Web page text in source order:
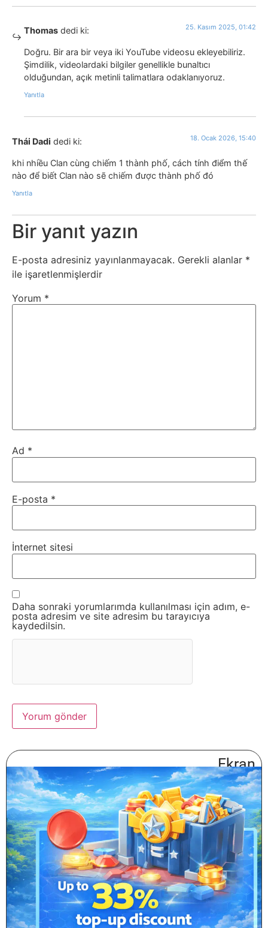
Thomas dedi ki: 25. Kasım 2025, 01:42
Doğru. Bir ara bir veya iki YouTube videosu ekleyebiliriz.
Şimdilik, videolardaki bilgiler genellikle bunaltıcı
olduğundan, açık metinli talimatlara odaklanıyoruz.
Yanıtla
Thái Dadi dedi ki: 18. Ocak 2026, 15:40
khi nhiều Clan cùng chiếm 1 thành phố, cách tính điểm thế
nào để biết Clan nào sẽ chiếm được thành phố đó
Yanıtla
Bir yanıt yazın
E-posta adresiniz yayınlanmayacak. Gerekli alanlar *
ile işaretlenmişlerdir
Yorum *
Ad *
E-posta *
İnternet sitesi
Daha sonraki yorumlarımda kullanılması için adım, e-
posta adresim ve site adresim bu tarayıcıya
kaydedilsin.
Ekran